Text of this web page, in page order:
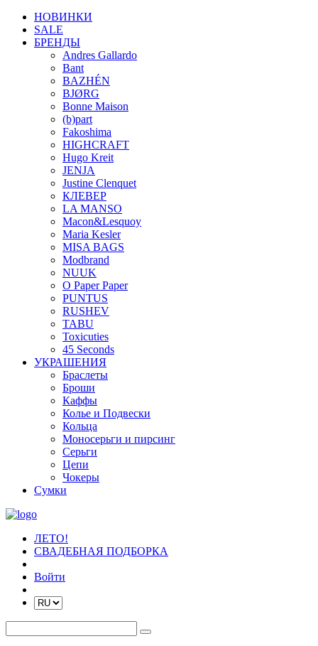
НОВИНКИ
SALE
БРЕНДЫ
Andres Gallardo
Bant
BAZHÉN
BJØRG
Bonne Maison
(b)part
Fakoshima
HIGHCRAFT
Hugo Kreit
JENJA
Justine Clenquet
КЛЕВЕР
LA MANSO
Macon&Lesquoy
Maria Kesler
MISA BAGS
Modbrand
NUUK
O Paper Paper
PUNTUS
RUSHEV
TABU
Toxicuties
45 Seconds
УКРАШЕНИЯ
Браслеты
Броши
Каффы
Колье и Подвески
Кольца
Моносерьги и пирсинг
Серьги
Цепи
Чокеры
Сумки
ЛЕТО!
СВАДЕБНАЯ ПОДБОРКА
Войти